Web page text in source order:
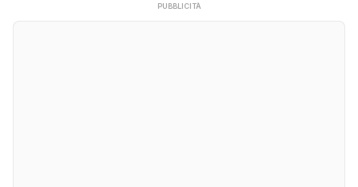
PUBBLICITÀ